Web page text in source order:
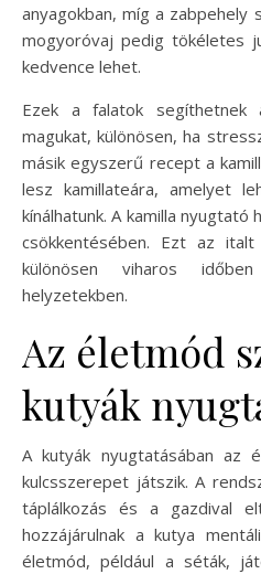
anyagokban, míg a
mogyoróvaj pedig tökéletes
kedvence lehet.
Ezek a falatok segíthetnek
magukat, különösen, ha
másik egyszerű recept a
lesz kamillateára, amelyet
kínálhatunk. A kamilla
csökkentésében. Ezt az
különösen viharos
helyzetekben.
Az életmód
kutyák
A kutyák nyugtatásában az
kulcsszerepet játszik. A
táplálkozás és a gazdival
hozzájárulnak a kutya
életmód, például a séták,